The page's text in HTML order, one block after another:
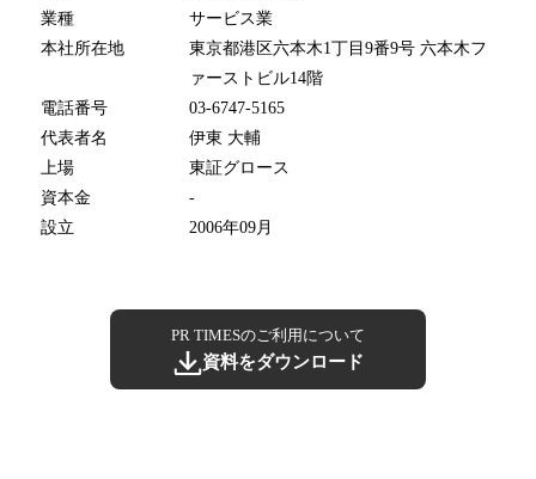
業種
サービス業
本社所在地
東京都港区六本木1丁目9番9号 六本木フ
ァーストビル14階
電話番号
03-6747-5165
代表者名
伊東 大輔
上場
東証グロース
資本金
-
設立
2006年09月
PR TIMESのご利用について
資料をダウンロード